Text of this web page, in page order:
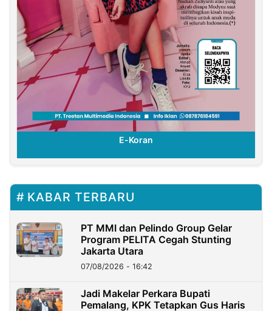
E-Koran
KABAR TERBARU
PT MMI dan Pelindo Group Gelar
Program PELITA Cegah Stunting
Jakarta Utara
07/08/2026 - 16:42
Jadi Makelar Perkara Bupati
Pemalang, KPK Tetapkan Gus Haris